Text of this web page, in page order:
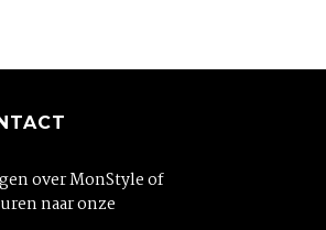
over MonStyle of
naar onze